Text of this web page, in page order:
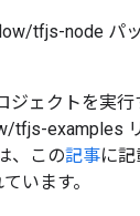
tfjs-node パ
ジェクトを実
tfjs-examples
、この記事に
います。